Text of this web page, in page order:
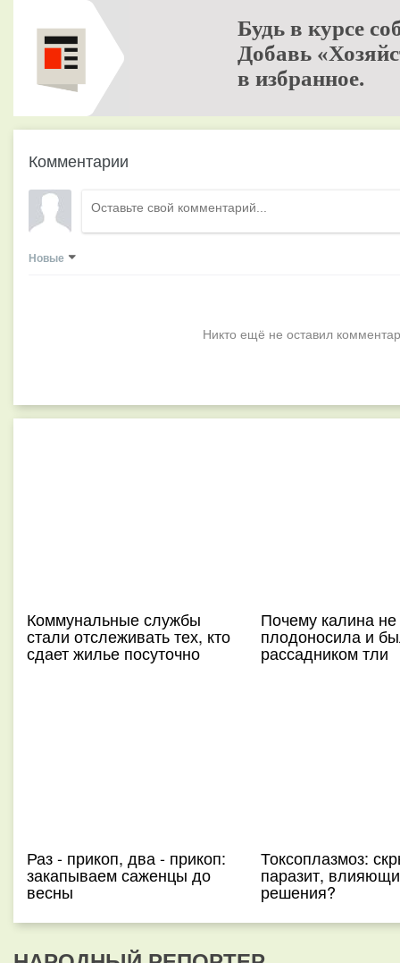
Будь в курсе
Добавь
в избранное.
Комментарии
Новые
Никто ещё не оставил
Коммунальные службы
стали отслеживать тех, кто
сдает жилье посуточно
Почему калина не
плодоносила и
рассадником тли
Раз - прикоп, два - прикоп:
закапываем саженцы до
весны
Токсоплазмоз:
паразит,
решения?